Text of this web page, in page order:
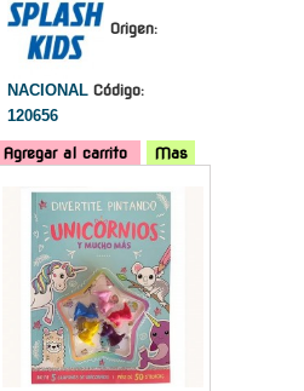
Origen:
NACIONAL Código:
120656
Agregar al carrito
Mas